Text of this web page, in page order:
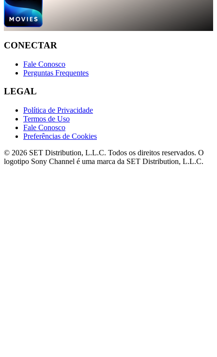
CONECTAR
Fale Conosco
Perguntas Frequentes
LEGAL
Política de Privacidade
Termos de Uso
Fale Conosco
Preferências de Cookies
© 2026 SET Distribution, L.L.C. Todos os direitos reservados. O
logotipo Sony Channel é uma marca da SET Distribution, L.L.C.